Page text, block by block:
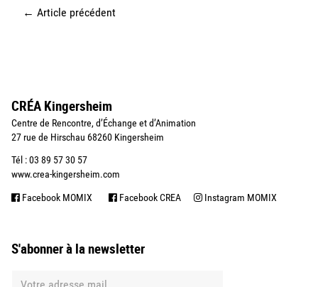
← Article précédent
CRÉA Kingersheim
Centre de Rencontre, d’Échange et d’Animation
27 rue de Hirschau 68260 Kingersheim
Tél : 03 89 57 30 57
www.crea-kingersheim.com
Facebook MOMIX Facebook CREA Instagram MOMIX
S'abonner à la newsletter